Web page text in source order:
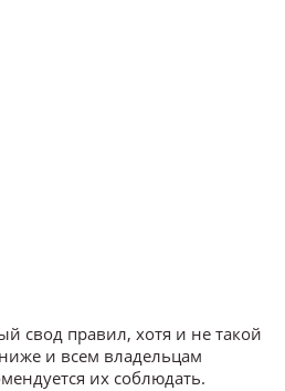
свод правил, хотя и не такой
и всем владельцам
их соблюдать.